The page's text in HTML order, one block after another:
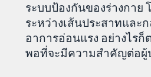
ระบบป้องกันของร่างกาย
ระหว่างเส้นประสาทและ
อาการอ่อนแรง อย่างไร
พอที่จะมีความสำคัญต่อผู้